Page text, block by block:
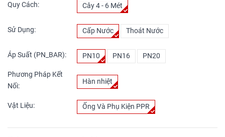
Quy Cách: Cây 4 - 6 Mét
Sử Dụng: Cấp Nước Thoát Nước
Áp Suất (PN_BAR): PN10 PN16 PN20
Phương Pháp Kết
Nối:
Hàn nhiệt
Vật Liệu: Ống Và Phụ Kiện PPR